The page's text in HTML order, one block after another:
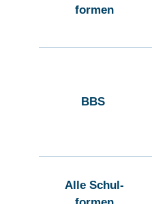
formen
BBS
Alle Schul-